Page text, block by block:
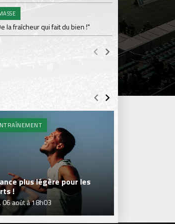
la fraîcheur qui fait du bien !"
Le dernier match
Dimanche 02 Août
Le point sur
plus légère pour les
!
06 août à 18h03